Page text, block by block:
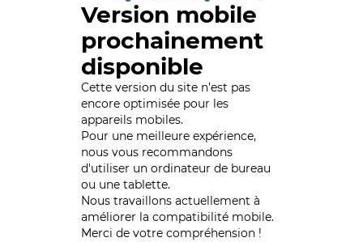
Version mobile
prochainement
disponible
Cette version du site n’est pas
encore optimisée pour les
appareils mobiles.
Pour une meilleure expérience,
nous vous recommandons
d'utiliser un ordinateur de bureau
ou une tablette.
Nous travaillons actuellement à
améliorer la compatibilité mobile.
Merci de votre compréhension !